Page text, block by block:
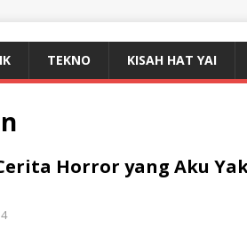
TEKNO KISAH HAT YAI
Horror yang Aku
4